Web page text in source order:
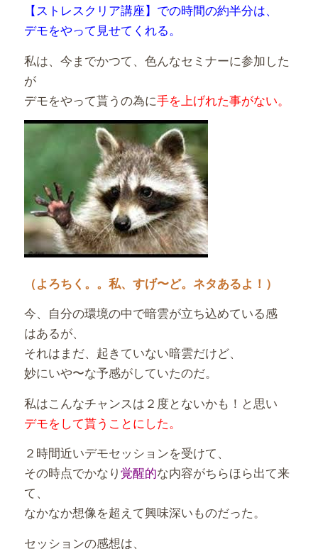
【ストレスクリア講座】での時間の約半分は、
デモをやって見せてくれる。
私は、今までかつて、色んなセミナーに参加した
が
デモをやって貰うの為に手を上げれた事がない。
（よろちく。。私、すげ〜ど。ネタあるよ！）
今、自分の環境の中で暗雲が立ち込めている感
はあるが、
それはまだ、起きていない暗雲だけど、
妙にいや〜な予感がしていたのだ。
私はこんなチャンスは２度とないかも！と思い
デモをして貰うことにした。
２時間近いデモセッションを受けて、
その時点でかなり覚醒的な内容がちらほら出て来
て、
なかなか想像を超えて興味深いものだった。
セッションの感想は、